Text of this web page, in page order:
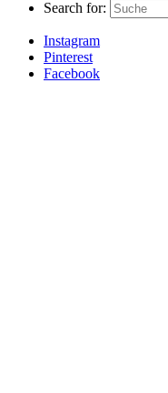
Search for:
Instagram
Pinterest
Facebook